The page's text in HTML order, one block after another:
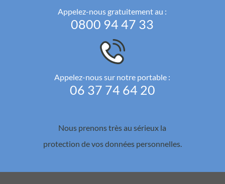
Appelez-nous gratuitement au :
0800 94 47 33
Appelez-nous sur notre portable :
06 37 74 64 20
Nous prenons très au sérieux la
protection de vos données personnelles.